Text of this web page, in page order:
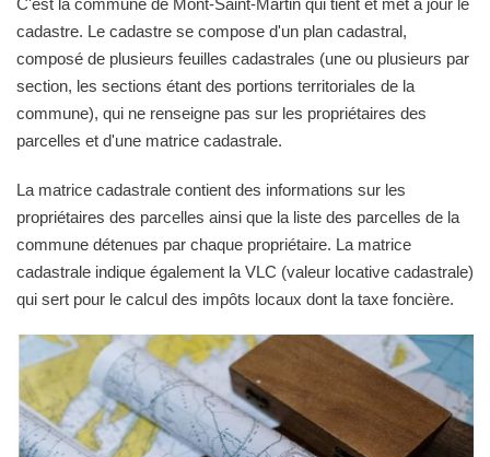
cadastre. Le cadastre se compose d'un plan cadastral,
composé de plusieurs feuilles cadastrales (une ou plusieurs par
section, les sections étant des portions territoriales de la
commune), qui ne renseigne pas sur les propriétaires des
parcelles et d'une matrice cadastrale.
La matrice cadastrale contient des informations sur les
propriétaires des parcelles ainsi que la liste des parcelles de la
commune détenues par chaque propriétaire. La matrice
cadastrale indique également la VLC (valeur locative cadastrale)
qui sert pour le calcul des impôts locaux dont la taxe foncière.